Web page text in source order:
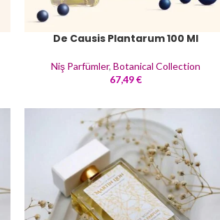
De Causis Plantarum 100 Ml
Niş Parfümler, Botanical Collection
67,49€